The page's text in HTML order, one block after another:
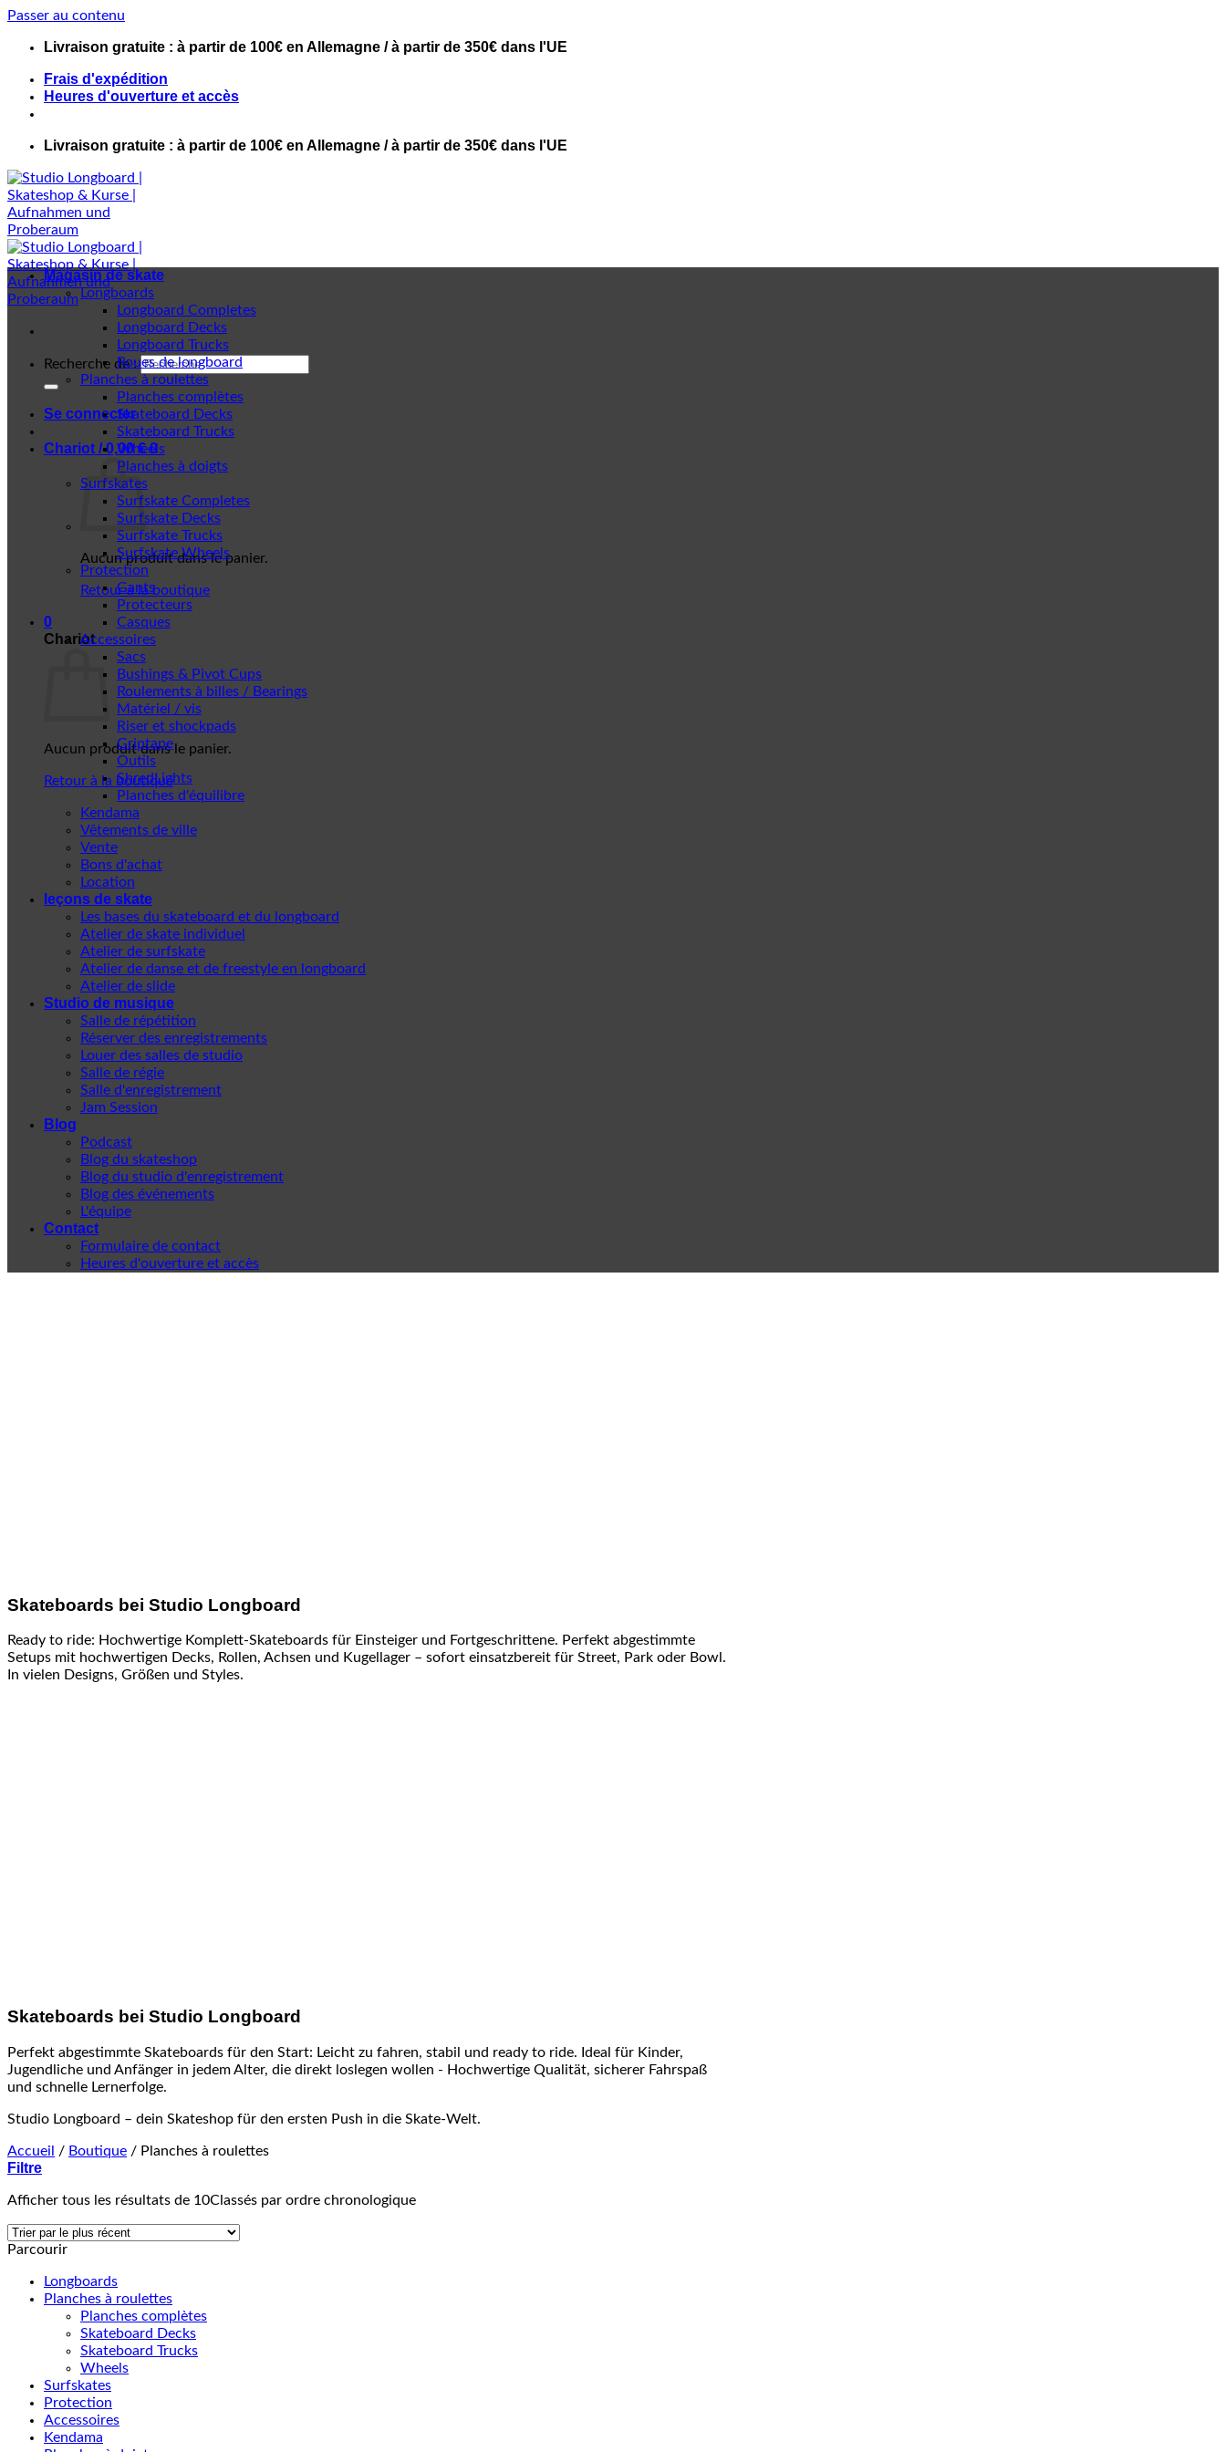
Passer au contenu
Livraison gratuite : à partir de 100€ en Allemagne / à partir de 350€ dans l'UE
Frais d'expédition
Heures d'ouverture et accès
Livraison gratuite : à partir de 100€ en Allemagne / à partir de 350€ dans l'UE
Recherche de :
Se connecter
Chariot /0,00€ 0
Aucun produit dans le panier.
Retour à la boutique
0
Chariot
Aucun produit dans le panier.
Retour à la boutique
Magasin de skate
Longboards
Longboard Completes
Longboard Decks
Longboard Trucks
Roues de longboard
Planches à roulettes
Planches complètes
Skateboard Decks
Skateboard Trucks
Wheels
Planches à doigts
Surfskates
Surfskate Completes
Surfskate Decks
Surfskate Trucks
Surfskate Wheels
Protection
Gants
Protecteurs
Casques
Accessoires
Sacs
Bushings & Pivot Cups
Roulements à billes / Bearings
Matériel / vis
Riser et shockpads
Griptape
Outils
ShredLights
Planches d'équilibre
Kendama
Vêtements de ville
Vente
Bons d'achat
Location
leçons de skate
Les bases du skateboard et du longboard
Atelier de skate individuel
Atelier de surfskate
Atelier de danse et de freestyle en longboard
Atelier de slide
Studio de musique
Salle de répétition
Réserver des enregistrements
Louer des salles de studio
Salle de régie
Salle d'enregistrement
Jam Session
Blog
Podcast
Blog du skateshop
Blog du studio d'enregistrement
Blog des événements
L'équipe
Contact
Formulaire de contact
Heures d'ouverture et accès
Skateboards bei Studio Longboard
Ready to ride: Hochwertige Komplett-Skateboards für Einsteiger und Fortgeschrittene. Perfekt abgestimmte
Setups mit hochwertigen Decks, Rollen, Achsen und Kugellager – sofort einsatzbereit für Street, Park oder Bowl.
In vielen Designs, Größen und Styles.
Skateboards bei Studio Longboard
Perfekt abgestimmte Skateboards für den Start: Leicht zu fahren, stabil und ready to ride. Ideal für Kinder,
Jugendliche und Anfänger in jedem Alter, die direkt loslegen wollen - Hochwertige Qualität, sicherer Fahrspaß
und schnelle Lernerfolge.
Studio Longboard – dein Skateshop für den ersten Push in die Skate-Welt.
Accueil / Boutique / Planches à roulettes
Filtre
Afficher tous les résultats de 10Classés par ordre chronologique
Parcourir
Longboards
Planches à roulettes
Planches complètes
Skateboard Decks
Skateboard Trucks
Wheels
Surfskates
Protection
Accessoires
Kendama